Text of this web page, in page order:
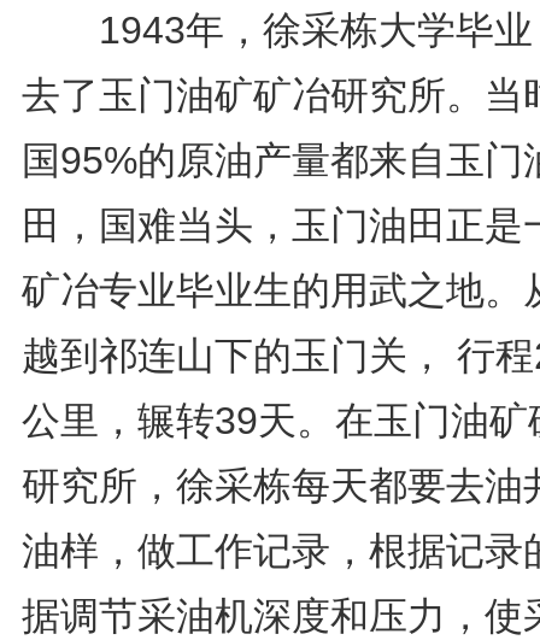
1943年，徐采栋大学毕业
去了玉门油矿矿冶研究所。当
国95%的原油产量都来自玉门
田，国难当头，玉门油田正是
矿冶专业毕业生的用武之地。
越到祁连山下的玉门关， 行
公里，辗转39天。在玉门油矿
研究所，徐采栋每天都要去油
油样，做工作记录，根据记录
据调节采油机深度和压力，使